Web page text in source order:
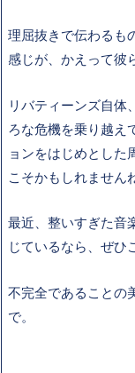
理屈抜きで伝わるも
感じが、かえって彼
リバティーンズ自体
ろな危機を乗り越え
ョンをはじめとした
こそかもしれません
最近、整いすぎた音
じているなら、ぜひ
不完全であることの
で。